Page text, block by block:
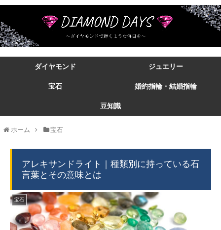
ダイヤモンド ジュエリー
宝石 婚約指輪・結婚指輪
豆知識
ホーム 宝石
アレキサンドライト｜種類別に持っている石
言葉とその意味とは
宝石